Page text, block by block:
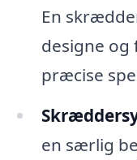
En
designe og
præcise
en særlig